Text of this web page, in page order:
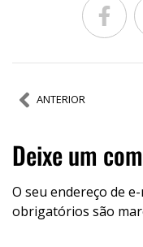
ANTERIOR
Deixe um
O seu endereço de
obrigatórios são